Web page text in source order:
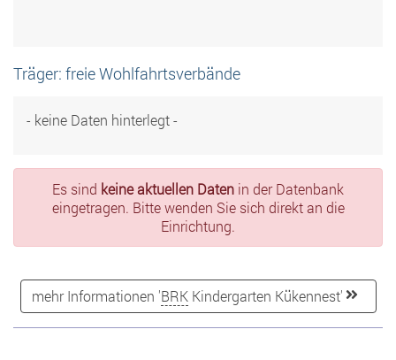
Träger: freie Wohlfahrtsverbände
- keine Daten hinterlegt -
Es sind keine aktuellen Daten in der Datenbank
eingetragen. Bitte wenden Sie sich direkt an die
Einrichtung.
mehr Informationen 'BRKKindergarten Kükennest'